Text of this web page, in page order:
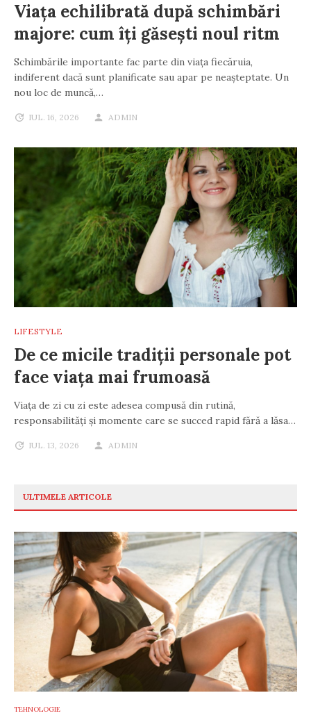
Viața echilibrată după schimbări
majore: cum îți găsești noul ritm
Schimbările importante fac parte din viața fiecăruia,
indiferent dacă sunt planificate sau apar pe neașteptate. Un
nou loc de muncă,…
IUL. 16, 2026 ADMIN
LIFESTYLE
De ce micile tradiții personale pot
face viața mai frumoasă
Viața de zi cu zi este adesea compusă din rutină,
responsabilități și momente care se succed rapid fără a lăsa…
IUL. 13, 2026 ADMIN
ULTIMELE ARTICOLE
TEHNOLOGIE